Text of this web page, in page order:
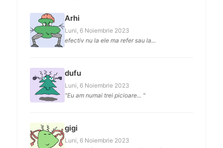
Arhi
Luni, 6 Noiembrie 2023
efectiv nu la ele ma refer sau la...
dufu
Luni, 6 Noiembrie 2023
"Eu am numai trei picioare... "
gigi
Luni, 6 Noiembrie 2023